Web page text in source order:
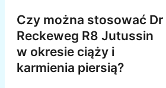
Czy można stosować Dr
Reckeweg R8 Jutussin
w okresie ciąży i
karmienia piersią?